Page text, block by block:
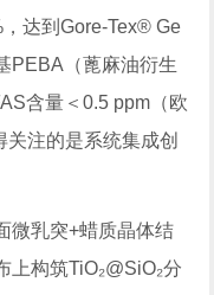
达到Gore-Tex® Ge
PEBA（蓖麻油衍生
含量＜0.5 ppm（欧
注的是系统集成创
微乳突+蜡质晶体结
构筑TiO₂@SiO₂分